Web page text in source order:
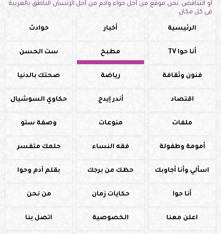
أو التناقض. نحن موقع من أجل حواء وآدم من أجل الإنسان الناطق بالعربية
فى كل مكان.
الرئيسية أخبار حوادث
أنا حوا TV مطبخ ست الحسن
فنون وثقافة رياضة صحتك بالدنيا
اقتصاد أندر إيدج حكاوي السوشيال
ملفات منوعات وصفة ستو
أمومة وطفولة فقه النساء حلمك متفسر
اسألي وأنا أجاوبك حظك من برجك بقلم آدم وحوا
أنا حوا حكايات زمان من نحن
اعلن معنا الخصوصية اتصل بنا